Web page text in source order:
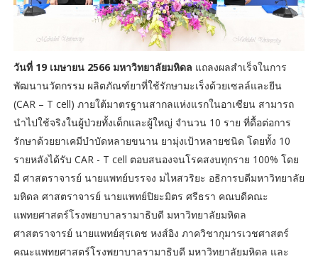
วันที่ 19 เมษายน 2566 มหาวิทยาลัยมหิดล แถลงผลสำเร็จในการ
พัฒนานวัตกรรม ผลิตภัณฑ์ยาที่ใช้รักษามะเร็งด้วยเซลล์และยีน
(CAR – T cell) ภายใต้มาตรฐานสากลแห่งแรกในอาเซียน สามารถ
นำไปใช้จริงในผู้ป่วยทั้งเด็กและผู้ใหญ่ จำนวน 10 ราย ที่ดื้อต่อการ
รักษาด้วยยาเคมีบำบัดหลายขนาน ยามุ่งเป้าหลายชนิด โดยทั้ง 10
รายหลังได้รับ CAR - T cell ตอบสนองจนโรคสงบทุกราย 100% โดย
มี ศาสตราจารย์ นายแพทย์บรรจง มไหสวริยะ อธิการบดีมหาวิทยาลัย
มหิดล ศาสตราจารย์ นายแพทย์ปิยะมิตร ศรีธรา คณบดีคณะ
แพทยศาสตร์โรงพยาบาลรามาธิบดี มหาวิทยาลัยมหิดล
ศาสตราจารย์ นายแพทย์สุรเดช หงส์อิง ภาควิชากุมารเวชศาสตร์
คณะแพทยศาสตร์โรงพยาบาลรามาธิบดี มหาวิทยาลัยมหิดล และ